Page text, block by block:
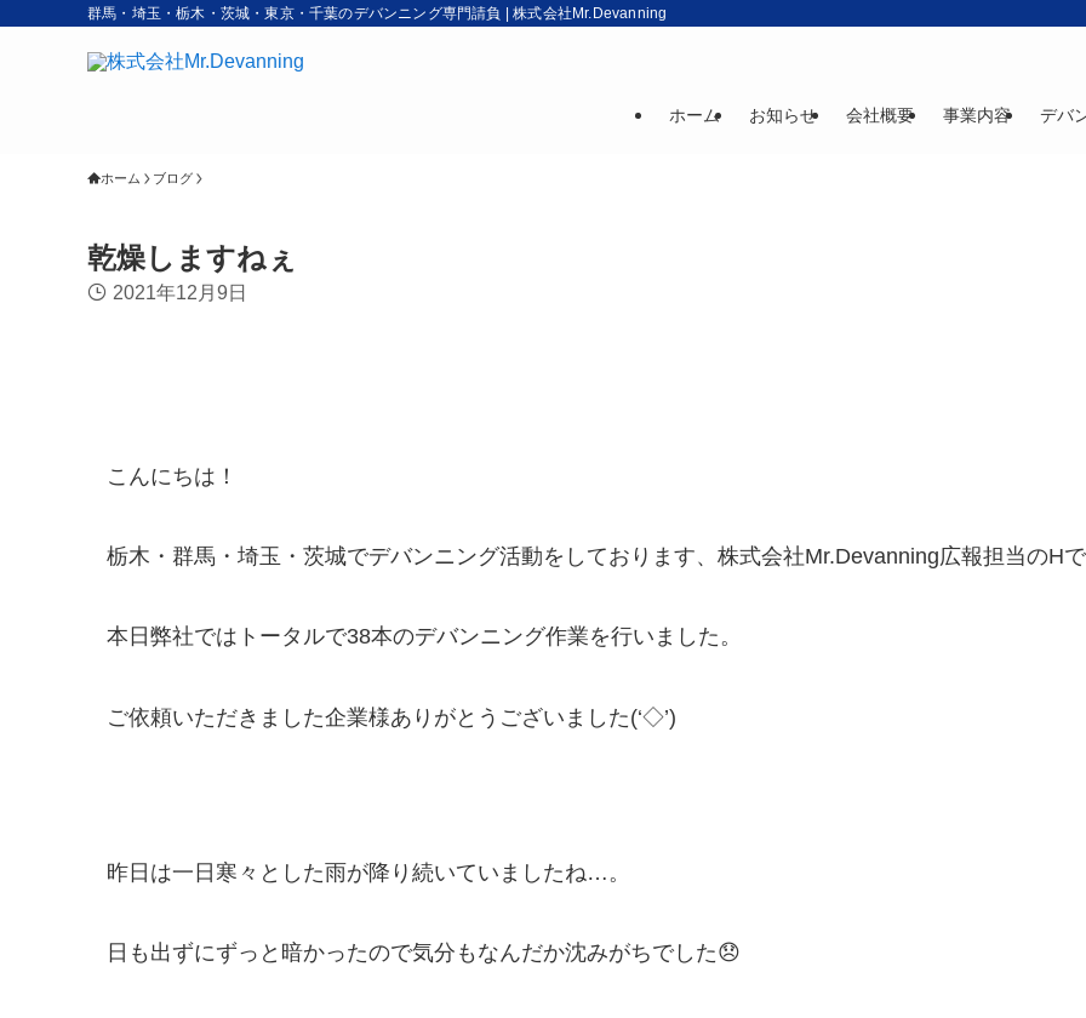
群馬・埼玉・栃木・茨城・東京・千葉のデバンニング専門請負 | 株式会社Mr.Devanning
ホーム お知らせ 会社概要 事業内容 デバ
ホーム ブログ
乾燥しますねぇ
2021年12月9日
こんにちは！
栃木・群馬・埼玉・茨城でデバンニング活動をしております、株式会社Mr.Devanning広報担当のH
本日弊社ではトータルで38本のデバンニング作業を行いました。
ご依頼いただきました企業様ありがとうございました(‘◇’)ゞ
昨日は一日寒々とした雨が降り続いていましたね…。
日も出ずにずっと暗かったので気分もなんだか沈みがちでした😞